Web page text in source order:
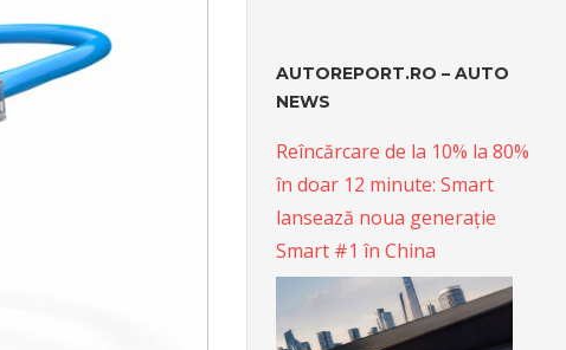
AUTOREPORT.RO – AUTO
NEWS
Reîncărcare de la 10% la 80%
în doar 12 minute: Smart
lansează noua generație
Smart #1 în China